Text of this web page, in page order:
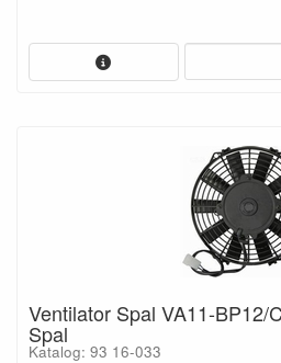
Ventilator Spal VA11-BP12/
Spal
Katalog: 93 16-033